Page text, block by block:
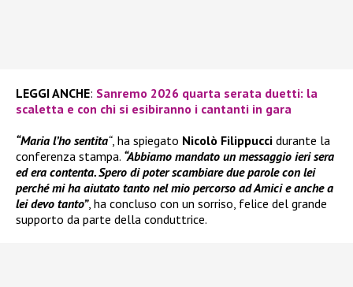
LEGGI ANCHE: Sanremo 2026 quarta serata duetti: la
scaletta e con chi si esibiranno i cantanti in gara
“Maria l’ho sentita“, ha spiegato Nicolò Filippucci durante la
conferenza stampa. “Abbiamo mandato un messaggio ieri sera
ed era contenta. Spero di poter scambiare due parole con lei
perché mi ha aiutato tanto nel mio percorso ad Amici e anche a
lei devo tanto”, ha concluso con un sorriso, felice del grande
supporto da parte della conduttrice.